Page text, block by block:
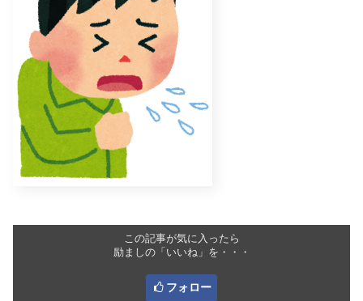
この記事が気に入ったら
励ましの「いいね」を・・・
フォロー